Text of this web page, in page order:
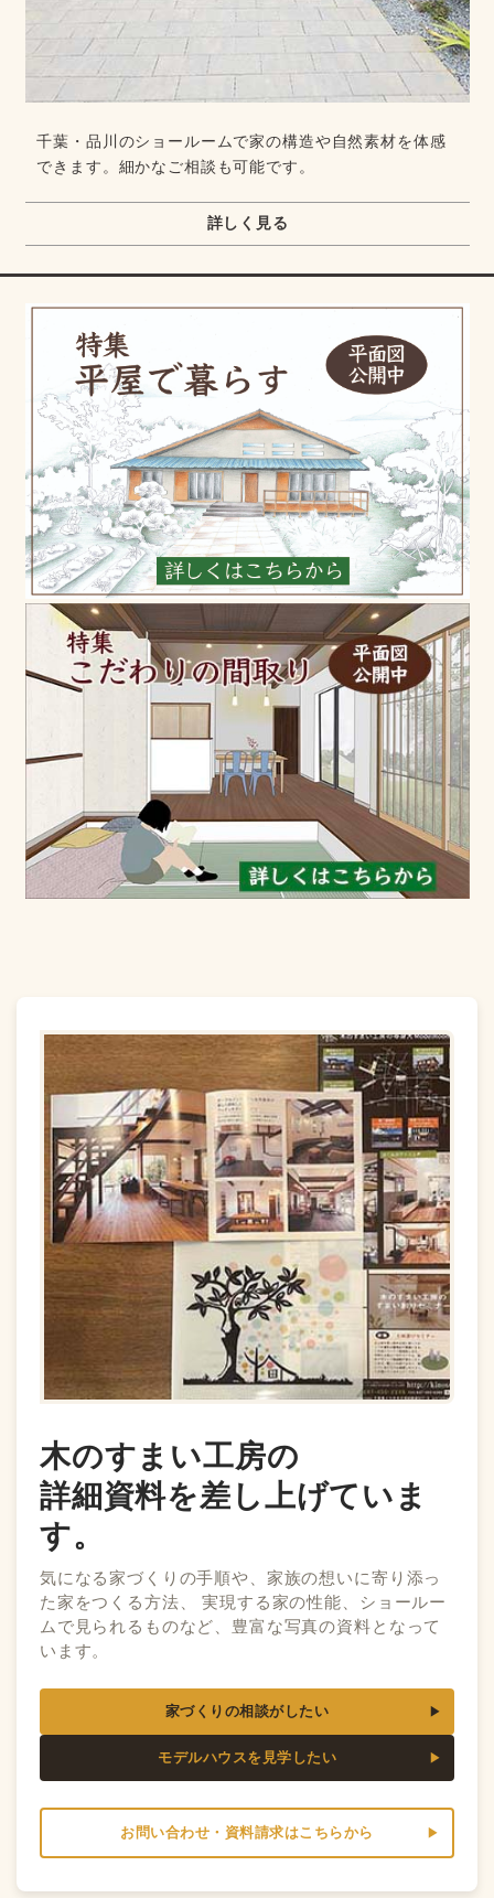
千葉・品川のショールームで家の構造や自然素材を体感
できます。細かなご相談も可能です。
詳しく見る
木のすまい工房の
詳細資料を差し上げていま
す。
気になる家づくりの手順や、家族の想いに寄り添っ
た家をつくる方法、 実現する家の性能、ショールー
ムで見られるものなど、豊富な写真の資料となって
います。
家づくりの相談がしたい
モデルハウスを見学したい
お問い合わせ・資料請求はこちらから